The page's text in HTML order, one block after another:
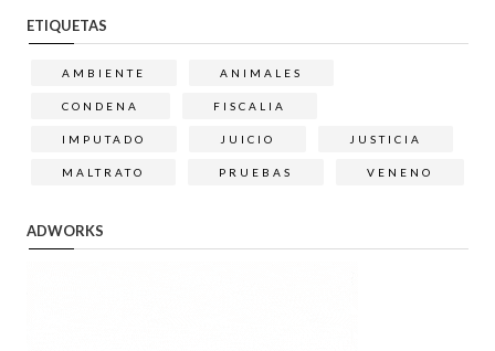
ETIQUETAS
AMBIENTE ANIMALES
CONDENA FISCALIA
IMPUTADO JUICIO JUSTICIA
MALTRATO PRUEBAS VENENO
ADWORKS